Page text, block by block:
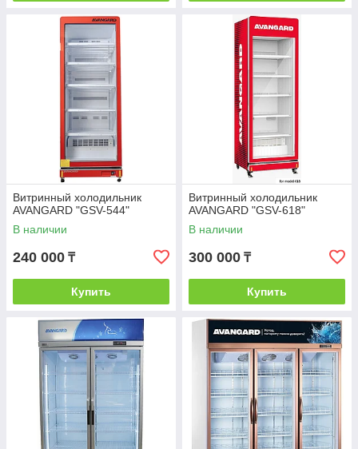
Витринный холодильник
AVANGARD "GSV-544"
В наличии
240 000 ₸
Купить
Витринный холодильник
AVANGARD "GSV-618"
В наличии
300 000 ₸
Купить